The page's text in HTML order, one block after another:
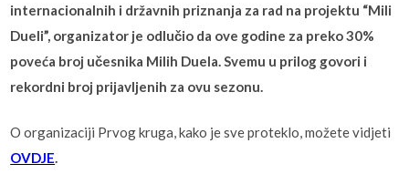
internacionalnih i državnih priznanja za rad na projektu “Mili
Dueli”, organizator je odlučio da ove godine za preko 30%
poveća broj učesnika Milih Duela. Svemu u prilog govori i
rekordni broj prijavljenih za ovu sezonu.
O organizaciji Prvog kruga, kako je sve proteklo, možete vidjeti
OVDJE.